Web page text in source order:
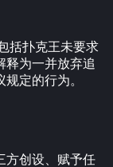
括扑克王未要求
释为一并放弃追
定的行为。
方创设、赋予任